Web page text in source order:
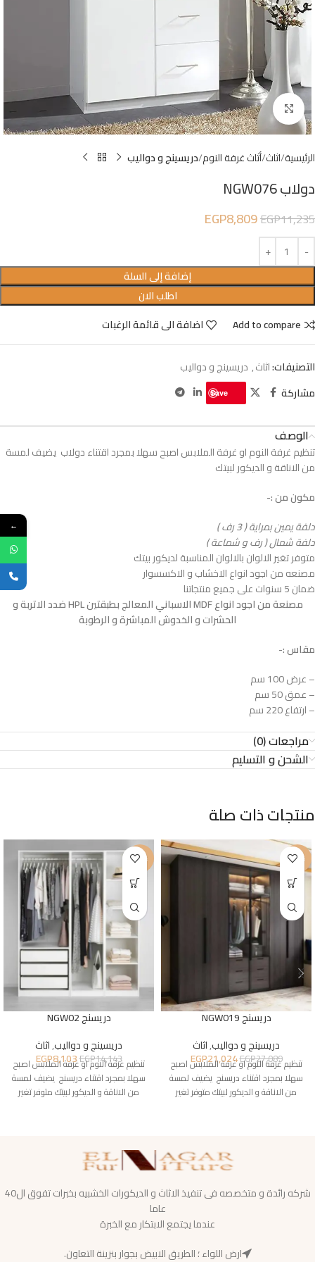
Click to enlarge
الرئيسية اثاث أثاث غرفة النوم دريسينج و دواليب
دولاب NGW076
EGP11,235
EGP8,809
إضافة إلى السلة
اطلب الان
Add to compare
اضافة الى قائمة الرغبات
التصنيفات:اثاث, دريسينج و دواليب
مشاركة
Save
الوصف
تنظيم غرفة النوم او غرفة الملابس اصبح سهلا بمجرد اقتناء دولاب يضيف لمسة
من الاناقة و الديكور لبيتك
مكون من :-
دلفة يمين بمراية ( 3 رف )
دلفة شمال ( رف و شماعة )
متوفر تغير الالوان بالالوان المناسبة لديكور بيتك
مصنعه من اجود انواع الاخشاب و الاكسسوار
ضمان 5 سنوات على جميع منتجاتنا
مصنعة من اجود انواع MDF الاسباني المعالج بطبقتين HPL ضدد الاتربة و
الحشرات و الخدوش المباشرة و الرطوبة
مقاس :-
– عرض 100 سم
– عمق 50 سم
– ارتفاع 220 سم
مراجعات (0)
الشحن و التسليم
منتجات ذات صلة
-22%
دريسنج NGW019
دريسينج و دواليب,اثاث
EGP27,089
EGP21,024
تنظيم غرفة النوم او غرفة الملابس اصبح
سهلا بمجرد اقتناء دريسنج يضيف لمسة
من الاناقة و الديكور لبيتك متوفر تغير
-43%
دريسنج NGW02
دريسينج و دواليب,اثاث
EGP14,143
EGP8,103
تنظيم غرفة النوم او غرفة الملابس اصبح
سهلا بمجرد اقتناء دريسنج يضيف لمسة
من الاناقة و الديكور لبيتك متوفر تغير
شركه رائدة و متخصصه فى تنفيذ الاثاث و الديكورات الخشبيه بخبرات تفوق ال40
عاما
عندما يجتمع الابتكار مع الخبرة
ارض اللواء ؛ الطريق الابيض بجوار بنزينة التعاون.
←